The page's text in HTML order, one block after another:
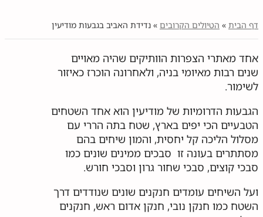
דף הבית » הטיולים הקרובים » נדידת האביב בגבעות מודיעין
אחד מאתרי הצפרות הוותיקים שהיה מאויים
שנים רבות מאיומי בניה, ולאחרונה הוכרז כאיזור
לשימור.
הגבעות הדרומיות של מודיעין הוא אחד השטחים
הטבעיים הכי יפים בארץ, שטח בתה הררי עם
מסלול הליכה קל יחסית, והמון שיחים בהם
מסתתרים בעונה זו סבכים ממינים שונים כמו
סבכי קוצים, סבכי שחור גרון וסבכי חורש.
ועל השיחים עומדים חנקנים שונים שנודדים דרך
השטח כמו חנקן נובי, חנקן אדום ראש, חנקנים